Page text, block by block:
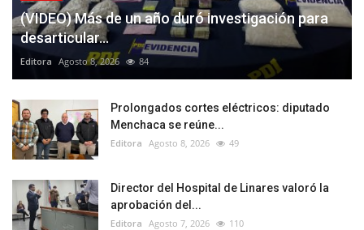
(VIDEO) Más de un año duró investigación para
desarticular...
Editora Agosto 8, 2026 84
Prolongados cortes eléctricos: diputado
Menchaca se reúne...
Editora Agosto 8, 2026 49
Director del Hospital de Linares valoró la
aprobación del...
Editora Agosto 7, 2026 110